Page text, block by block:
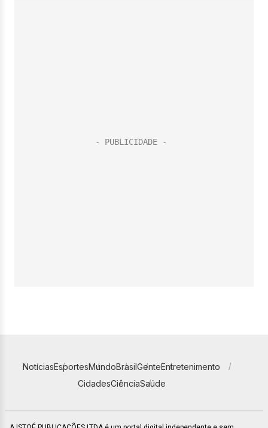
NotíciasEsportesMundoBrasilGenteEntretenimento
CidadesCiênciaSaúde